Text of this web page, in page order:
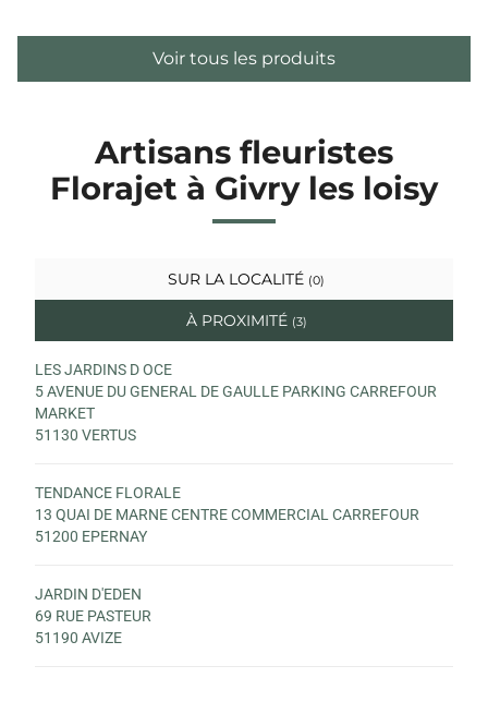
Voir tous les produits
Artisans fleuristes
Florajet à Givry les loisy
SUR LA LOCALITÉ (0)
À PROXIMITÉ (3)
LES JARDINS D OCE
5 AVENUE DU GENERAL DE GAULLE PARKING CARREFOUR
MARKET
51130 VERTUS
TENDANCE FLORALE
13 QUAI DE MARNE CENTRE COMMERCIAL CARREFOUR
51200 EPERNAY
JARDIN D'EDEN
69 RUE PASTEUR
51190 AVIZE